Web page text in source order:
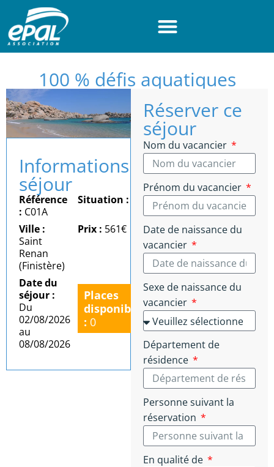
100 % défis aquatiques
Informations
séjour
Référence
: C01A
Situation : Mer
Ville :
Saint
Renan
(Finistère)
Prix : 561€
Date du
séjour :
Du
02/08/2026
au
08/08/2026
Places
disponibles
: 0
Réserver ce
séjour
Nom du vacancier
Prénom du vacancier
Date de naissance du
vacancier
Sexe de naissance du
vacancier
Département de
résidence
Personne suivant la
réservation
En qualité de
Panneau de gestion des cookies